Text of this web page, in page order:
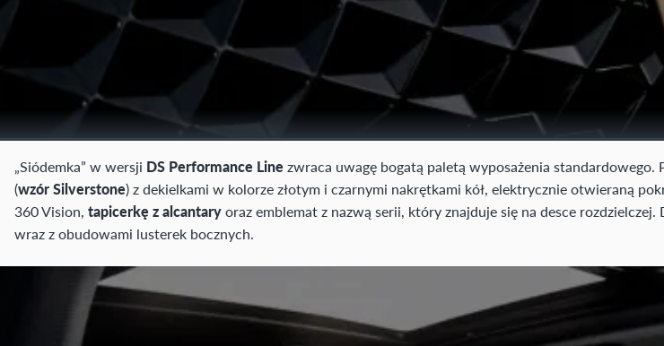
„Siódemka” w wersji DS Performance Line zwraca uwagę bogatą paletą wyposażenia
(wzór Silverstone) z dekielkami w kolorze złotym i czarnymi nakrętkami kół, elektrycznie otwieraną
360 Vision, tapicerkę z alcantaryoraz emblemat z nazwą serii, który znajduje się na desce
wraz z obudowami lusterek bocznych.